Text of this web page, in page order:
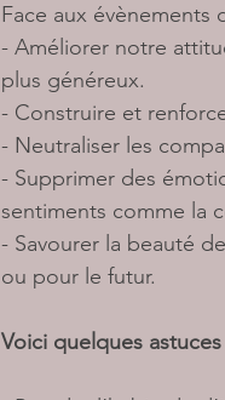
Face aux
- Améliorer notre
plus généreux.
- Construire et
- Neutraliser les
- Supprimer des
sentiments comme la
- Savourer la beauté
ou pour le futur.
Voici quelques